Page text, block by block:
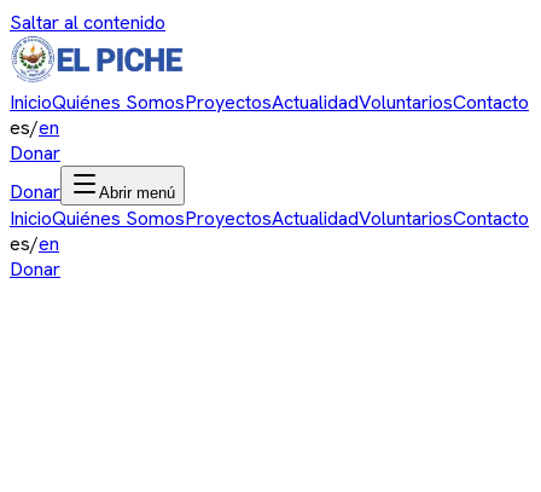
Saltar al contenido
InicioQuiénes SomosProyectosActualidadVoluntariosContacto
es/en
Donar
Donar
Abrir menú
InicioQuiénes SomosProyectosActualidadVoluntariosContacto
es/en
Donar